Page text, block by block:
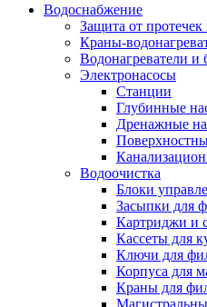
Строительные товары
Все для бани
Полезные статьи
Водоснабжение
Защита от
Краны-
Водонагреватели и
Электронасосы
Станции
Глубинные
Дренажные
Водоочистка
Блоки
Засыпки для
Картриджи и
Кассеты для
Ключи для
Корпуса для
Краны для